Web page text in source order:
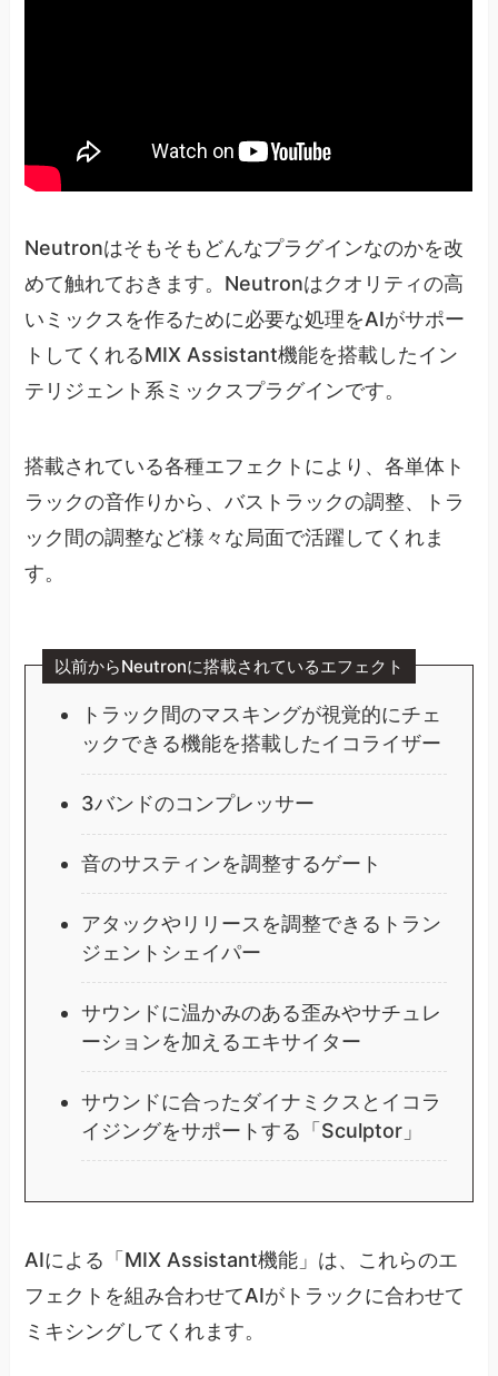
Neutronはそもそもどんなプラグインなのかを改
めて触れておきます。Neutronはクオリティの高
いミックスを作るために必要な処理をAIがサポー
トしてくれるMIX Assistant機能を搭載したイン
テリジェント系ミックスプラグインです。
搭載されている各種エフェクトにより、各単体ト
ラックの音作りから、バストラックの調整、トラ
ック間の調整など様々な局面で活躍してくれま
す。
以前からNeutronに搭載されているエフェクト
トラック間のマスキングが視覚的にチェ
ックできる機能を搭載したイコライザー
3バンドのコンプレッサー
音のサスティンを調整するゲート
アタックやリリースを調整できるトラン
ジェントシェイパー
サウンドに温かみのある歪みやサチュレ
ーションを加えるエキサイター
サウンドに合ったダイナミクスとイコラ
イジングをサポートする「Sculptor」
AIによる「MIX Assistant機能」は、これらのエ
フェクトを組み合わせてAIがトラックに合わせて
ミキシングしてくれます。